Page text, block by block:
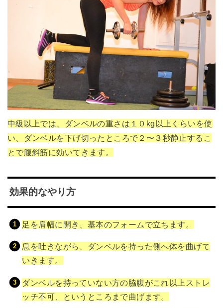
中級以上では、ダンベルの重さは１０kg以上くらいを使
い、ダンベルを下げ切ったところで２〜３秒静止するこ
とで腹斜筋に効いてきます。
効果的なやり方
足を肩幅に開き、基本のフォームで立ちます。
息を吐きながら、ダンベルを持った側へ体を曲げて
いきます。
ダンベルを持っていない方の脇腹がこれ以上ストレ
ッチ不可、というところまで曲げます。